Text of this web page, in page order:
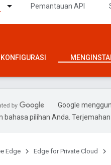
Pemantauan API
Google
bahasa pilihan Anda.
Edge Edge for Private Cloud